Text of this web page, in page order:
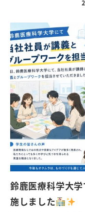
鈴鹿医療科学大
施しました